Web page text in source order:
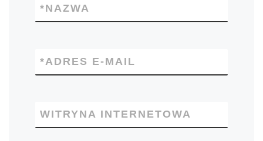
NAZWA
*
ADRES E-MAIL
*
WITRYNA INTERNETOWA